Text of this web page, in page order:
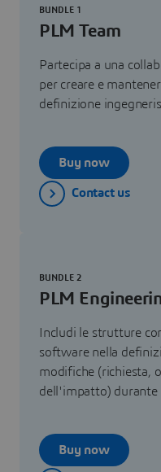
PLM Team
BUNDLE 1
Partecipa a una
per creare e
definizione
Buy now
Contact us
PLM
BUNDLE 2
Includi le strutture
software nella
modifiche (richiesta,
dell'impatto) durante
Buy now